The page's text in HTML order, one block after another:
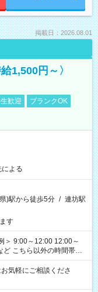
掲載日：2026.08.01
1,500円～〉
歓迎
ブランクOK
よる
)駅から徒歩5分 / 連坊駅
す
帯も
気軽にご相談くださ